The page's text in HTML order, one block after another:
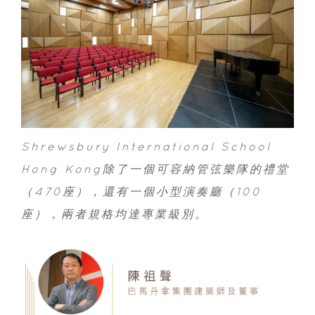
Shrewsbury International School
Hong Kong除了一個可容納管弦樂隊的禮堂
（470座），還有一個小型演奏廳（100
座），兩者規格均達專業級別。